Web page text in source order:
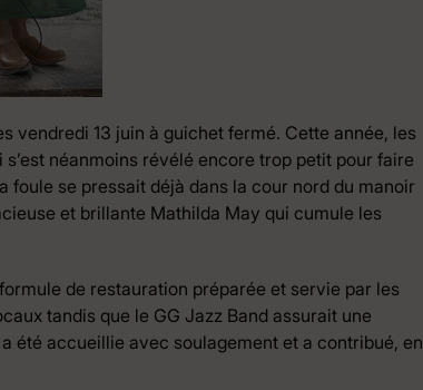
vendredi 13 juin à guichet fermé. Cette année, les
néanmoins révélé encore trop petit pour faire
foule se pressait déjà dans la cour nord du manoir
et brillante Mathilda May qui cumule les
de restauration préparée et servie par les
tandis que le GG Jazz Band assurait une
été accueillie avec soulagement et a contribué, en